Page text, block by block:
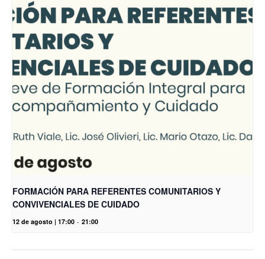
FORMACIÓN PARA REFERENTES COMUNITARIOS Y
CONVIVENCIALES DE CUIDADO
12 de agosto | 17:00 - 21:00